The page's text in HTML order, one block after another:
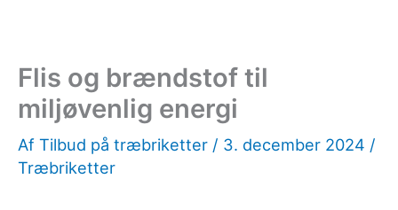
Flis og brændstof til
miljøvenlig energi
Af Tilbud på træbriketter / 3. december 2024 /
Træbriketter